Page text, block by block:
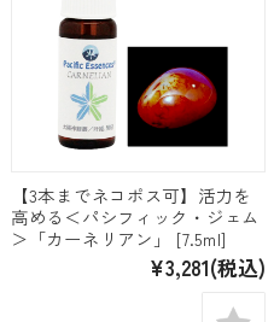
【3本までネコポス可】活力を
高める＜パシフィック・ジェム
＞「カーネリアン」 [7.5ml]
¥3,281(税込)